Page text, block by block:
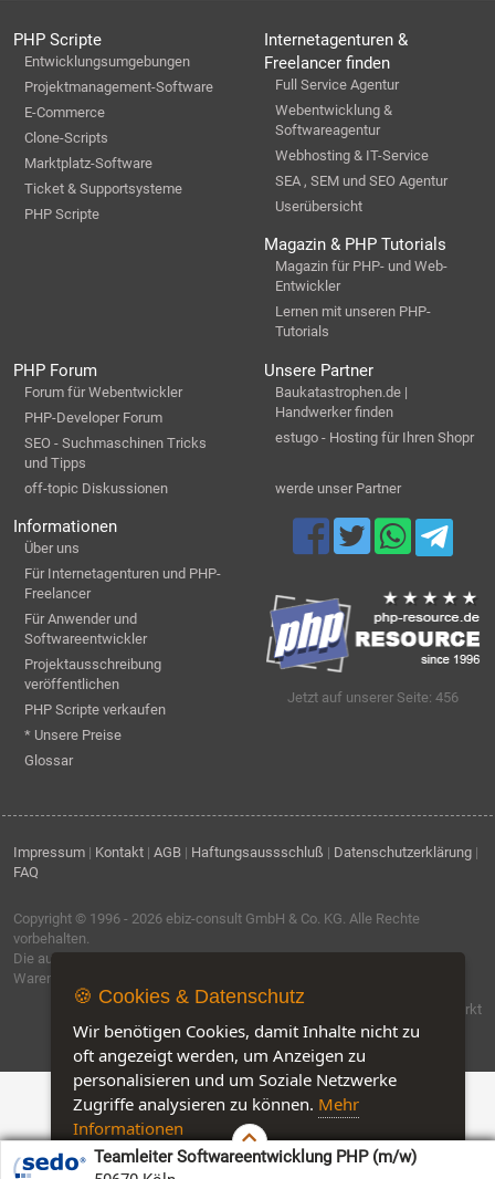
Teamleiter Softwareentwicklung PHP (m/w)
PHP Scripte
Entwicklungsumgebungen
Projektmanagement-Software
E-Commerce
Clone-Scripts
Marktplatz-Software
Ticket & Supportsysteme
PHP Scripte
Internetagenturen &
Freelancer finden
Full Service Agentur
Webentwicklung &
Softwareagentur
Webhosting & IT-Service
SEA , SEM und SEO Agentur
Userübersicht
Magazin & PHP Tutorials
Magazin für PHP- und Web-
Entwickler
Lernen mit unseren PHP-
Tutorials
PHP Forum
Forum für Webentwickler
PHP-Developer Forum
SEO - Suchmaschinen Tricks
und Tipps
off-topic Diskussionen
Unsere Partner
Baukatastrophen.de |
Handwerker finden
estugo - Hosting für Ihren Shopr
werde unser Partner
Informationen
Über uns
Für Internetagenturen und PHP-
Freelancer
Für Anwender und
Softwareentwickler
Projektausschreibung
veröffentlichen
PHP Scripte verkaufen
* Unsere Preise
Glossar
Jetzt auf unserer Seite: 456
Impressum | Kontakt | AGB | Haftungsaussschluß | Datenschutzerklärung |
FAQ
Copyright © 1996 - 2026 ebiz-consult GmbH & Co. KG . Alle Rechte
vorbehalten.
Die auf dieser Seite verwendeten Produktbezeichnungen, Namen und
Warenzeichen sind Eigentum der jeweiligen Firmen.
Software by IQ-Markt
🍪 Cookies & Datenschutz
Wir benötigen Cookies, damit Inhalte nicht zu
oft angezeigt werden, um Anzeigen zu
personalisieren und um Soziale Netzwerke
Zugriffe analysieren zu können. Mehr
Informationen
Customise Cookies